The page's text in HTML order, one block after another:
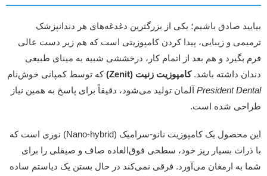
بیایید صادق باشیم؛ یکی از بزرگترین دغدغه‌های هر دندانپزشک
ترمیمی و زیبایی، پیدا کردن کامپوزیتی است که هم زیر دست عالی
فرم بگیرد و هم بعد از اتمام کار، درخششی شبیه به مینای طبیعی
دندان داشته باشد.کامپوزیت زنیت (Zenit)
که توسط کمپانی خوش‌نام
President Dental آلمان تولید می‌شود، دقیقاً برای پاسخ به همین نیاز
طراحی شده است.
این محصول یک کامپوزیت نانو-سرامیک (Nano-hybrid) نوری است که
با ذرات بسیار ریز خود، سطحی فوق‌العاده صاف و صیقلی را برای
شما به ارمغان می‌آورد. فرقی نمی‌کند در حال بستن یک دیاستم ساده